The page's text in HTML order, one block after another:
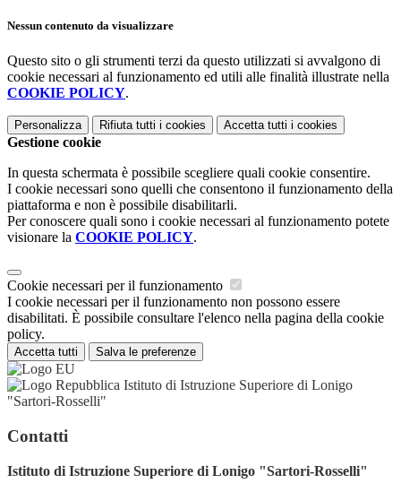
Nessun contenuto da visualizzare
Questo sito o gli strumenti terzi da questo utilizzati si avvalgono di
cookie necessari al funzionamento ed utili alle finalità illustrate nella
COOKIE POLICY.
Personalizza Rifiuta tutti i cookies Accetta tutti i cookies
Gestione cookie
In questa schermata è possibile scegliere quali cookie consentire.
I cookie necessari sono quelli che consentono il funzionamento della
piattaforma e non è possibile disabilitarli.
Per conoscere quali sono i cookie necessari al funzionamento potete
visionare la COOKIE POLICY.
Cookie necessari per il funzionamento
I cookie necessari per il funzionamento non possono essere
disabilitati. È possibile consultare l'elenco nella pagina della cookie
policy.
Accetta tutti Salva le preferenze
Istituto di Istruzione Superiore di Lonigo
"Sartori-Rosselli"
Contatti
Istituto di Istruzione Superiore di Lonigo "Sartori-Rosselli"